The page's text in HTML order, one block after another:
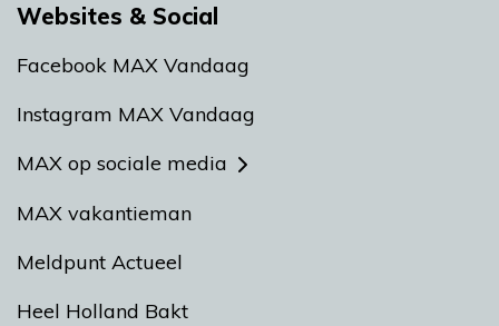
Websites & Social
Facebook MAX Vandaag
Instagram MAX Vandaag
MAX op sociale media
MAX vakantieman
Meldpunt Actueel
Heel Holland Bakt